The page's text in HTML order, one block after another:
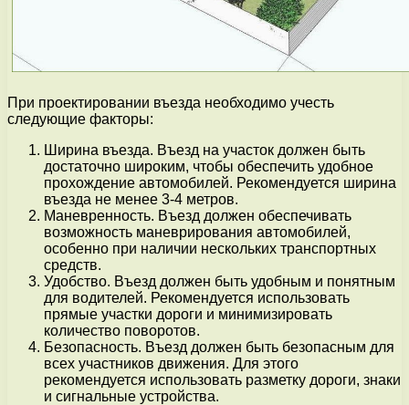
При проектировании въезда необходимо учесть
следующие факторы:
Ширина въезда. Въезд на участок должен быть
достаточно широким, чтобы обеспечить удобное
прохождение автомобилей. Рекомендуется ширина
въезда не менее 3-4 метров.
Маневренность. Въезд должен обеспечивать
возможность маневрирования автомобилей,
особенно при наличии нескольких транспортных
средств.
Удобство. Въезд должен быть удобным и понятным
для водителей. Рекомендуется использовать
прямые участки дороги и минимизировать
количество поворотов.
Безопасность. Въезд должен быть безопасным для
всех участников движения. Для этого
рекомендуется использовать разметку дороги, знаки
и сигнальные устройства.